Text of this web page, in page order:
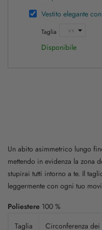
Vestito elegante
Taglia
Disponibile
Un abito asimmetrico lungo
mettendo in evidenza la zona
stupirai tutti intorno a te. Il
leggermente con ogni tuo
Poliestere 100 %
Taglia
Circonferenza dei